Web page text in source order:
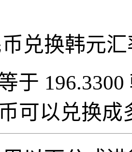
兑换韩元
于
可以兑换成